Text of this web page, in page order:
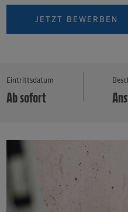
JETZT BEWERBEN
Eintrittsdatum
Ab sofort